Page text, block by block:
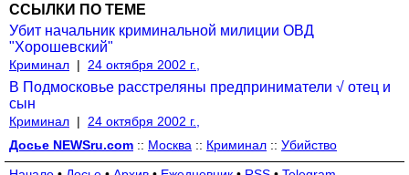
ССЫЛКИ ПО ТЕМЕ
Убит начальник криминальной милиции ОВД
"Хорошевский"
Криминал | 24 октября 2002 г.,
В Подмосковье расстреляны предприниматели √ отец и
сын
Криминал |
24 октября 2002 г.,
Досье NEWSru.com :: Москва :: Криминал :: Убийство